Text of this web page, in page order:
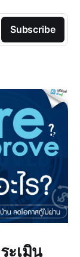
Subscribe
ะเมิน